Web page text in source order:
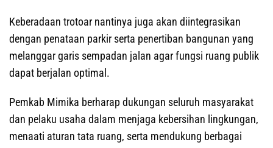
Keberadaan trotoar nantinya juga akan diintegrasikan
dengan penataan parkir serta penertiban bangunan yang
melanggar garis sempadan jalan agar fungsi ruang publik
dapat berjalan optimal.
Pemkab Mimika berharap dukungan seluruh masyarakat
dan pelaku usaha dalam menjaga kebersihan lingkungan,
menaati aturan tata ruang, serta mendukung berbagai